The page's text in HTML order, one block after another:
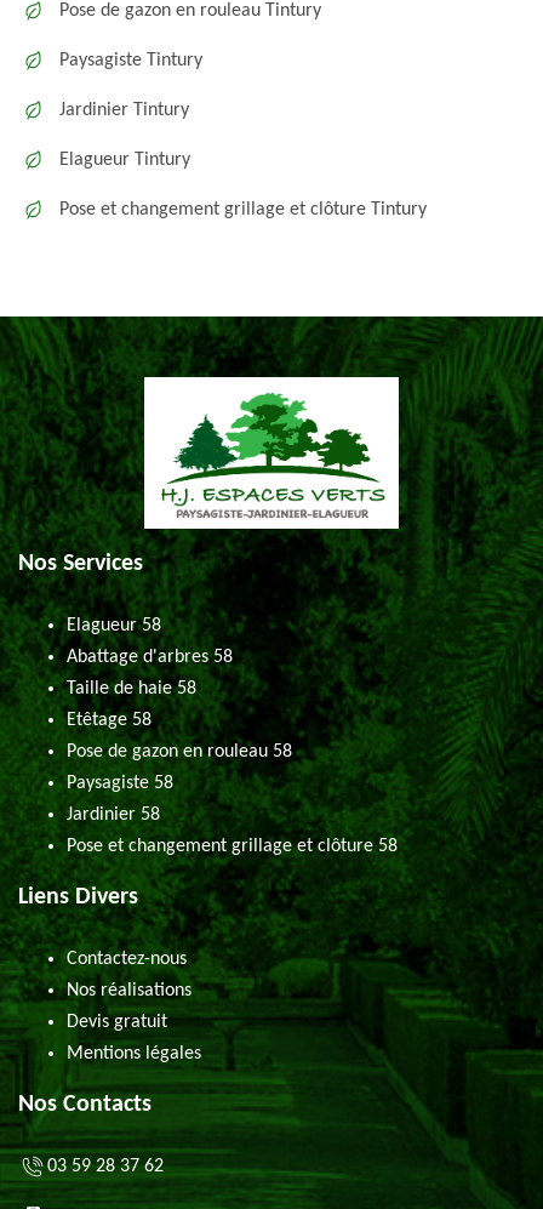
Pose de gazon en rouleau Tintury
Paysagiste Tintury
Jardinier Tintury
Elagueur Tintury
Pose et changement grillage et clôture Tintury
Nos Services
Elagueur 58
Abattage d'arbres 58
Taille de haie 58
Etêtage 58
Pose de gazon en rouleau 58
Paysagiste 58
Jardinier 58
Pose et changement grillage et clôture 58
Liens Divers
Contactez-nous
Nos réalisations
Devis gratuit
Mentions légales
Nos Contacts
03 59 28 37 62